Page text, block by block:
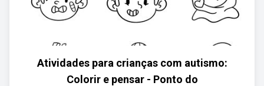
Atividades para crianças com autismo:
Colorir e pensar - Ponto do